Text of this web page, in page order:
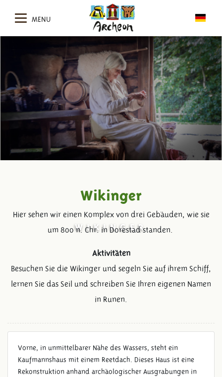
MENU
WIKINGER
Wikinger
Hier sehen wir einen Komplex von drei Gebäuden, wie sie
um 800 n. Chr. in Dorestad standen.
Aktivitäten
Besuchen Sie die Wikinger und segeln Sie auf ihrem Schiff,
lernen Sie das Seil und schreiben Sie Ihren eigenen Namen
in Runen.
Vorne, in unmittelbarer Nähe des Wassers, steht ein
Kaufmannshaus mit einem Reetdach. Dieses Haus ist eine
Rekonstruktion anhand archäologischer Ausgrabungen in